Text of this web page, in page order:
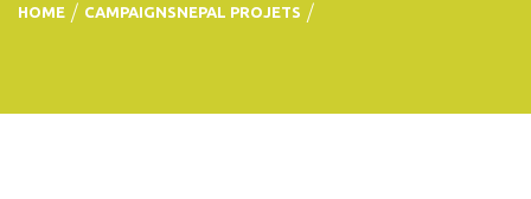
HOME CAMPAIGNSNEPAL PROJETS